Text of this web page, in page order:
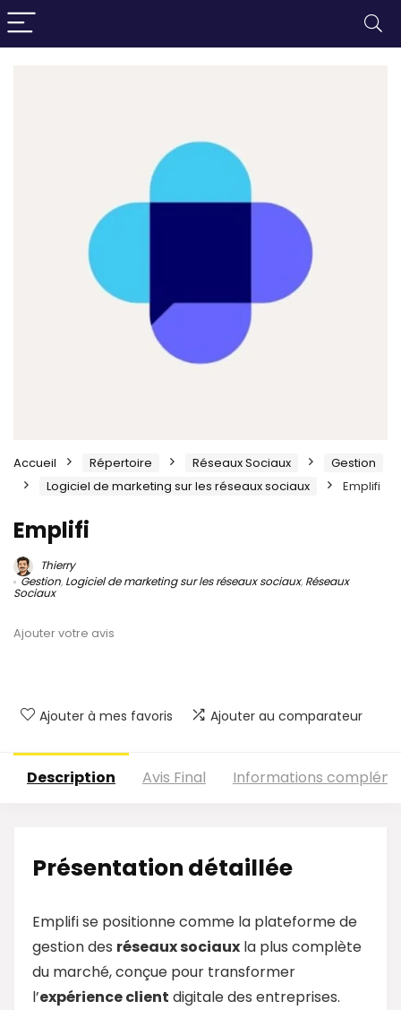
Accueil Répertoire Réseaux Sociaux
Gestion
Logiciel de marketing sur les réseaux sociaux
Emplifi
Emplifi
Thierry
Gestion, Logiciel de marketing sur les réseaux sociaux, Réseaux
Sociaux
Ajouter votre avis
Ajouter à mes favoris Ajouter au comparateur
Description Avis Final Informations
Présentation détaillée
Emplifi se positionne comme la plateforme de
gestion des réseaux sociaux la plus complète
du marché, conçue pour transformer
l’expérience client digitale des entreprises.